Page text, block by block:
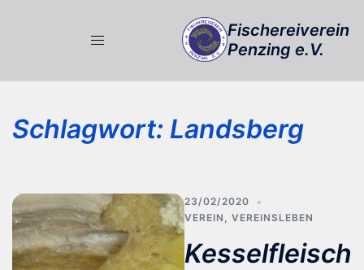
Fischereiverein
Penzing e.V.
Schlagwort: Landsberg
23/02/2020
VEREIN , VEREINSLEBEN
Kesselfleisch